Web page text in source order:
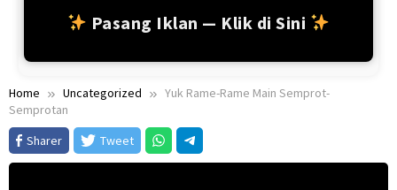
Pasang Iklan — Klik di Sini
Home Uncategorized
Yuk Rame-Rame Main Semprot-
Semprotan
Sharer
Tweet